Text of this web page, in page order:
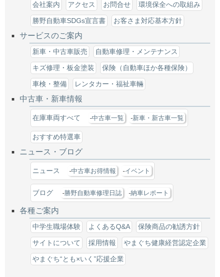
会社案内 アクセス お問合せ 環境保全への取組み
勝野自動車SDGs宣言書 お客さま対応基本方針
サービスのご案内
新車・中古車販売 自動車修理・メンテナンス
キズ修理・板金塗装 保険（自動車ほか各種保険）
車検・整備 レンタカー・福祉車輛
中古車・新車情報
在庫車両すべて 中古車一覧 新車・新古車一覧
おすすめ特選車
ニュース・ブログ
ニュース 中古車お得情報 イベント
ブログ 勝野自動車修理日誌 納車レポート
各種ご案内
中学生職場体験 よくあるQ&A 保険商品の勧誘方針
サイトについて 採用情報 やまぐち健康経営認定企業
やまぐち“とも×いく”応援企業